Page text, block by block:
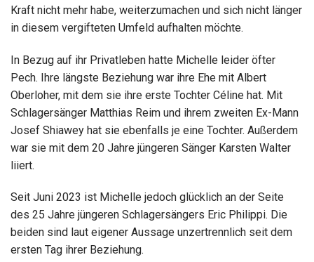
Kraft nicht mehr habe, weiterzumachen und sich nicht länger
in diesem vergifteten Umfeld aufhalten möchte.
In Bezug auf ihr Privatleben hatte Michelle leider öfter
Pech. Ihre längste Beziehung war ihre Ehe mit Albert
Oberloher, mit dem sie ihre erste Tochter Céline hat. Mit
Schlagersänger Matthias Reim und ihrem zweiten Ex-Mann
Josef Shiawey hat sie ebenfalls je eine Tochter. Außerdem
war sie mit dem 20 Jahre jüngeren Sänger Karsten Walter
liiert.
Seit Juni 2023 ist Michelle jedoch glücklich an der Seite
des 25 Jahre jüngeren Schlagersängers Eric Philippi. Die
beiden sind laut eigener Aussage unzertrennlich seit dem
ersten Tag ihrer Beziehung.